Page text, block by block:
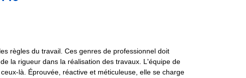
règles du travail. Ces genres de professionnel doit
la rigueur dans la réalisation des travaux. L'équipe de
là. Éprouvée, réactive et méticuleuse, elle se charge